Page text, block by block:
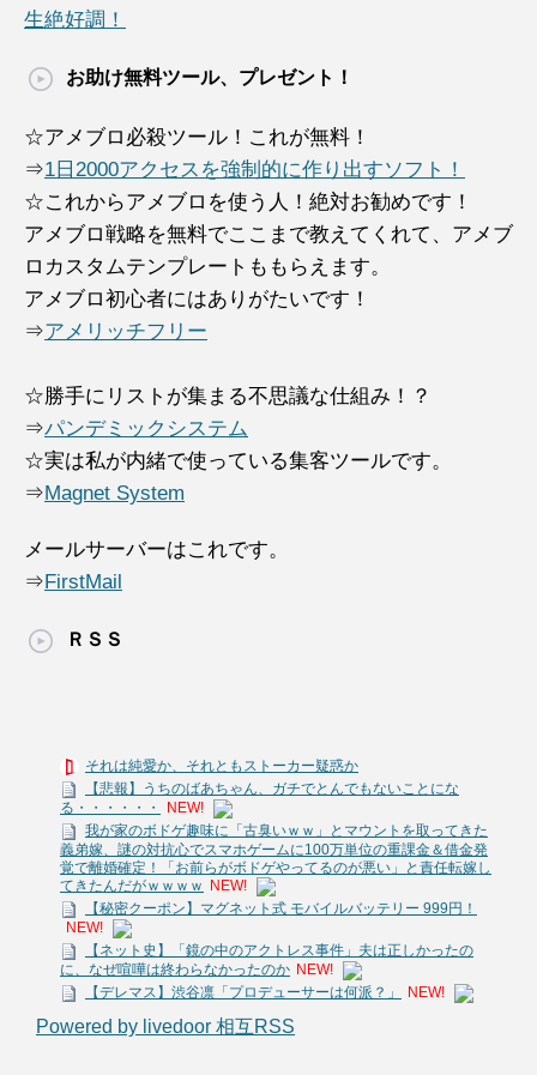
生絶好調！
お助け無料ツール、プレゼント！
☆アメブロ必殺ツール！これが無料！
⇒1日2000アクセスを強制的に作り出すソフト！
☆これからアメブロを使う人！絶対お勧めです！
アメブロ戦略を無料でここまで教えてくれて、アメブ
ロカスタムテンプレートももらえます。
アメブロ初心者にはありがたいです！
⇒アメリッチフリー
☆勝手にリストが集まる不思議な仕組み！？
⇒パンデミックシステム
☆実は私が内緒で使っている集客ツールです。
⇒Magnet System
メールサーバーはこれです。
⇒FirstMail
ＲＳＳ
それは純愛か、それともストーカー疑惑か
【悲報】うちのばあちゃん、ガチでとんでもないことにな
る・・・・・・
NEW!
我が家のボドゲ趣味に「古臭いｗｗ」とマウントを取ってきた
義弟嫁、謎の対抗心でスマホゲームに100万単位の重課金＆借金発
覚で離婚確定！「お前らがボドゲやってるのが悪い」と責任転嫁し
てきたんだがｗｗｗｗ
NEW!
【秘密クーポン】マグネット式 モバイルバッテリー 999円！
NEW!
【ネット史】「鏡の中のアクトレス事件」夫は正しかったの
に、なぜ喧嘩は終わらなかったのか NEW!
【デレマス】渋谷凛「プロデューサーは何派？」
NEW!
Powered by livedoor 相互RSS